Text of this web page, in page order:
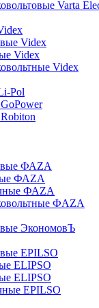
Varta
Videx
Videx
Videx
Pol
ФАZА
ФАZА
ФАZА
ФAZA
ЭкономовЪ
EPILSO
ELIPSO
ELIPSO
EPILSO